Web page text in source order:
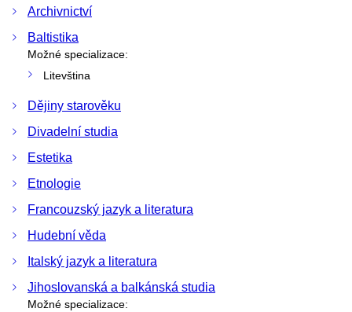
Archivnictví
Baltistika
Možné specializace:
Litevština
Dějiny starověku
Divadelní studia
Estetika
Etnologie
Francouzský jazyk a literatura
Hudební věda
Italský jazyk a literatura
Jihoslovanská a balkánská studia
Možné specializace: